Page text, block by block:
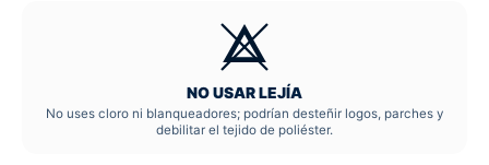
NO USAR LEJÍA
No uses cloro ni blanqueadores; podrían desteñir logos, parches y
debilitar el tejido de poliéster.